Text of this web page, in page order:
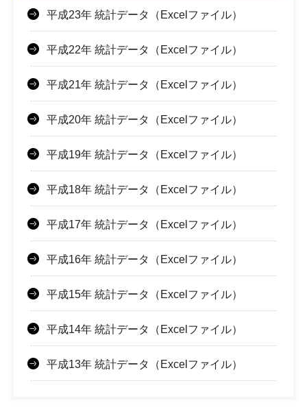
平成23年 統計データ（Excelファイル）
平成22年 統計データ（Excelファイル）
平成21年 統計データ（Excelファイル）
平成20年 統計データ（Excelファイル）
平成19年 統計データ（Excelファイル）
平成18年 統計データ（Excelファイル）
平成17年 統計データ（Excelファイル）
平成16年 統計データ（Excelファイル）
平成15年 統計データ（Excelファイル）
平成14年 統計データ（Excelファイル）
平成13年 統計データ（Excelファイル）